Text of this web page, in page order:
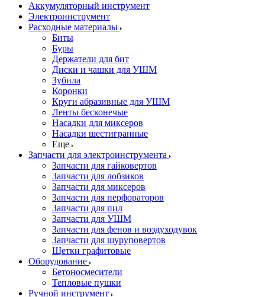
Аккумуляторный инструмент
Электроинструмент
Расходные материалы
Биты
Буры
Держатели для бит
Диски и чашки для УШМ
Зубила
Коронки
Круги абразивные для УШМ
Ленты бесконечые
Насадки для миксеров
Насадки шестигранные
Еще
Запчасти для электроинструмента
Запчасти для гайковертов
Запчасти для лобзиков
Запчасти для миксеров
Запчасти для перфораторов
Запчасти для пил
Запчасти для УШМ
Запчасти для фенов и воздуходувок
Запчасти для шуруповертов
Щетки графитовые
Оборудование
Бетоносмесители
Тепловые пушки
Ручной инструмент